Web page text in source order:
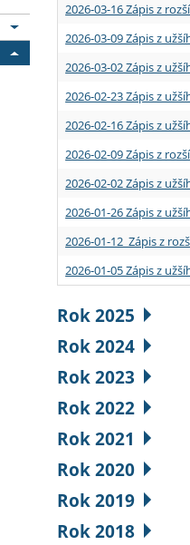
2026-03-16 Zápis z
2026-03-09 Zápis z
2026-03-02 Zápis z
2026-02-23 Zápis z
2026-02-16 Zápis z
2026-02-09 Zápis z
2026-02-02 Zápis z
2026-01-26 Zápis z
2026-01-12 Zápis z
2026-01-05 Zápis z
Rok 2025
Rok 2024
Rok 2023
Rok 2022
Rok 2021
Rok 2020
Rok 2019
Rok 2018